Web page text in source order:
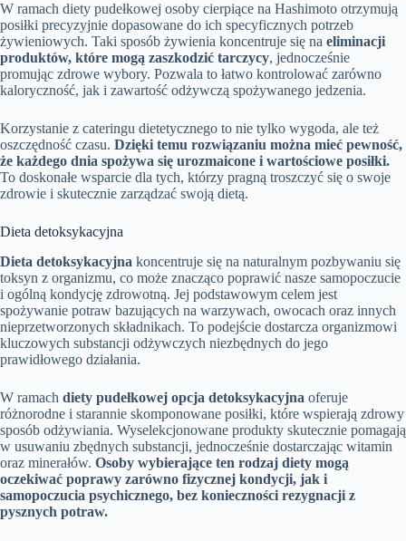
W ramach diety pudełkowej osoby cierpiące na Hashimoto otrzymują
posiłki precyzyjnie dopasowane do ich specyficznych potrzeb
żywieniowych. Taki sposób żywienia koncentruje się na eliminacji
produktów, które mogą zaszkodzić tarczycy, jednocześnie
promując zdrowe wybory. Pozwala to łatwo kontrolować zarówno
kaloryczność, jak i zawartość odżywczą spożywanego jedzenia.
Korzystanie z cateringu dietetycznego to nie tylko wygoda, ale też
oszczędność czasu. Dzięki temu rozwiązaniu można mieć pewność,
że każdego dnia spożywa się urozmaicone i wartościowe posiłki.
To doskonałe wsparcie dla tych, którzy pragną troszczyć się o swoje
zdrowie i skutecznie zarządzać swoją dietą.
Dieta detoksykacyjna
Dieta detoksykacyjna koncentruje się na naturalnym pozbywaniu się
toksyn z organizmu, co może znacząco poprawić nasze samopoczucie
i ogólną kondycję zdrowotną. Jej podstawowym celem jest
spożywanie potraw bazujących na warzywach, owocach oraz innych
nieprzetworzonych składnikach. To podejście dostarcza organizmowi
kluczowych substancji odżywczych niezbędnych do jego
prawidłowego działania.
W ramach diety pudełkowej opcja detoksykacyjna oferuje
różnorodne i starannie skomponowane posiłki, które wspierają zdrowy
sposób odżywiania. Wyselekcjonowane produkty skutecznie pomagają
w usuwaniu zbędnych substancji, jednocześnie dostarczając witamin
oraz minerałów. Osoby wybierające ten rodzaj diety mogą
oczekiwać poprawy zarówno fizycznej kondycji, jak i
samopoczucia psychicznego, bez konieczności rezygnacji z
pysznych potraw.